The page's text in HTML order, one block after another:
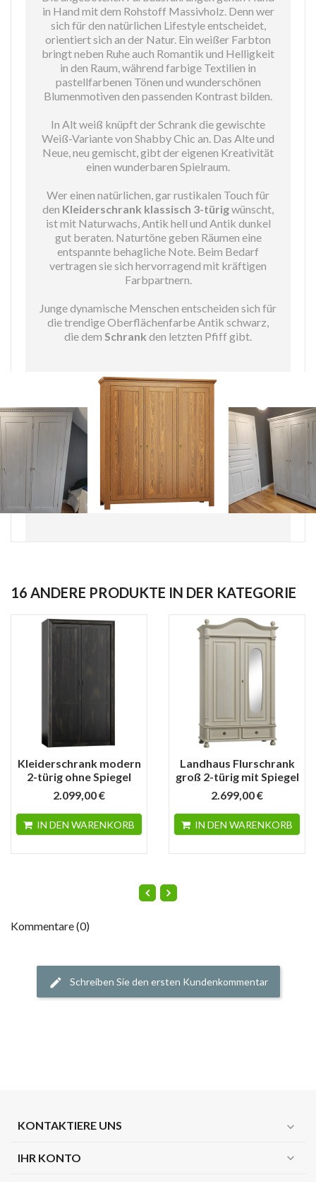
in Hand mit dem Rohstoff Massivholz. Denn wer
sich für den natürlichen Lifestyle entscheidet,
orientiert sich an der Natur. Ein weißer Farbton
bringt neben Ruhe auch Romantik und Helligkeit
in den Raum, während farbige Textilien in
pastellfarbenen Tönen und wunderschönen
Blumenmotiven den passenden Kontrast bilden.
In Alt weiß knüpft der Schrank die gewischte
Weiß-Variante von Shabby Chic an. Das Alte und
Neue, neu gemischt, gibt der eigenen Kreativität
einen wunderbaren Spielraum.
Wer einen natürlichen, gar rustikalen Touch für
den Kleiderschrank klassisch 3-türigwünscht,
ist mit Naturwachs, Antik hell und Antik dunkel
gut beraten. Naturtöne geben Räumen eine
entspannte behagliche Note. Beim Bedarf
vertragen sie sich hervorragend mit kräftigen
Farbpartnern.
Junge dynamische Menschen entscheiden sich für
die trendige Oberflächenfarbe Antik schwarz,
die dem Schrank den letzten Pfiff gibt.
16 ANDERE PRODUKTE IN DER KATEGORIE
Kleiderschrank modern
2-türig ohne Spiegel
2.099,00 €
IN DEN WARENKORB
Landhaus Flurschrank
groß 2-türig mit Spiegel
2.699,00 €
IN DEN WARENKORB
Kommentare (0)
Schreiben Sie den ersten Kundenkommentar
KONTAKTIERE UNS expand_more
IHR KONTO expand_more